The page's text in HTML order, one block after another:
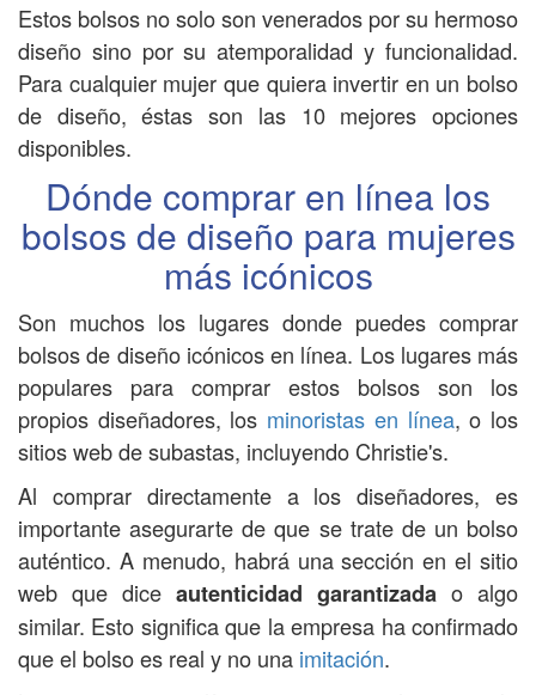
Estos bolsos no solo son venerados por su hermoso
diseño sino por su atemporalidad y funcionalidad.
Para cualquier mujer que quiera invertir en un bolso
de diseño, éstas son las 10 mejores opciones
disponibles.
Dónde comprar en línea los
bolsos de diseño para mujeres
más icónicos
Son muchos los lugares donde puedes comprar
bolsos de diseño icónicos en línea. Los lugares más
populares para comprar estos bolsos son los
propios diseñadores, los minoristas en línea, o los
sitios web de subastas, incluyendo Christie's.
Al comprar directamente a los diseñadores, es
importante asegurarte de que se trate de un bolso
auténtico. A menudo, habrá una sección en el sitio
web que dice autenticidad garantizada o algo
similar. Esto significa que la empresa ha confirmado
que el bolso es real y no una imitación.